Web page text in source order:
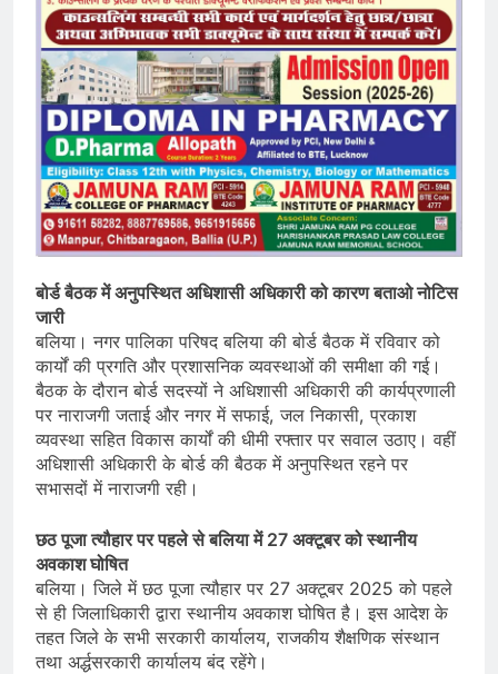
बोर्ड बैठक में अनुपस्थित अधिशासी अधिकारी को कारण बताओ नोटिस
जारी
बलिया। नगर पालिका परिषद बलिया की बोर्ड बैठक में रविवार को
कार्यों की प्रगति और प्रशासनिक व्यवस्थाओं की समीक्षा की गई।
बैठक के दौरान बोर्ड सदस्यों ने अधिशासी अधिकारी की कार्यप्रणाली
पर नाराजगी जताई और नगर में सफाई, जल निकासी, प्रकाश
व्यवस्था सहित विकास कार्यों की धीमी रफ्तार पर सवाल उठाए। वहीं
अधिशासी अधिकारी के बोर्ड की बैठक में अनुपस्थित रहने पर
सभासदों में नाराजगी रही।
छठ पूजा त्यौहार पर पहले से बलिया में 27 अक्टूबर को स्थानीय
अवकाश घोषित
बलिया। जिले में छठ पूजा त्यौहार पर 27 अक्टूबर 2025 को पहले
से ही जिलाधिकारी द्वारा स्थानीय अवकाश घोषित है। इस आदेश के
तहत जिले के सभी सरकारी कार्यालय, राजकीय शैक्षणिक संस्थान
तथा अर्द्धसरकारी कार्यालय बंद रहेंगे।